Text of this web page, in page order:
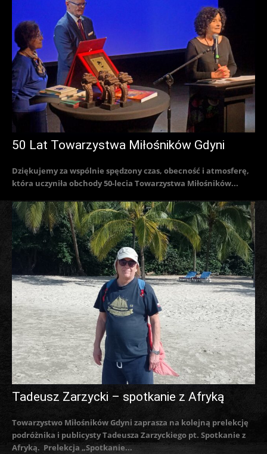
50 Lat Towarzystwa Miłośników Gdyni
Dziękujemy za wspólnie spędzony czas, obecność i atmosferę,
która uczyniła obchody 50-lecia Towarzystwa Miłośników...
Tadeusz Zarzycki – spotkanie z Afryką
Towarzystwo Miłośników Gdyni zaprasza na kolejną prelekcję
podróżnika i publicysty Tadeusza Zarzyckiego pt. Spotkanie z
Afryką. Prelekcja „Spotkanie...